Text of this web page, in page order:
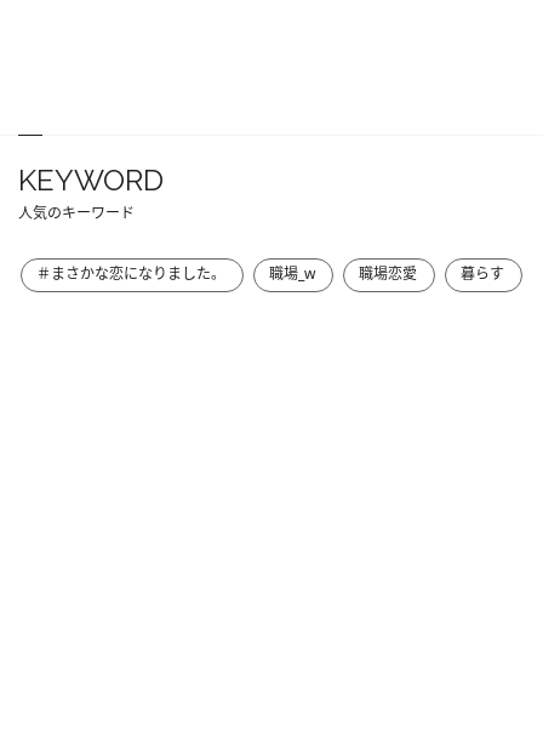
KEYWORD
人気のキーワード
＃まさかな恋になりました。 職場_w 職場恋愛 暮らす